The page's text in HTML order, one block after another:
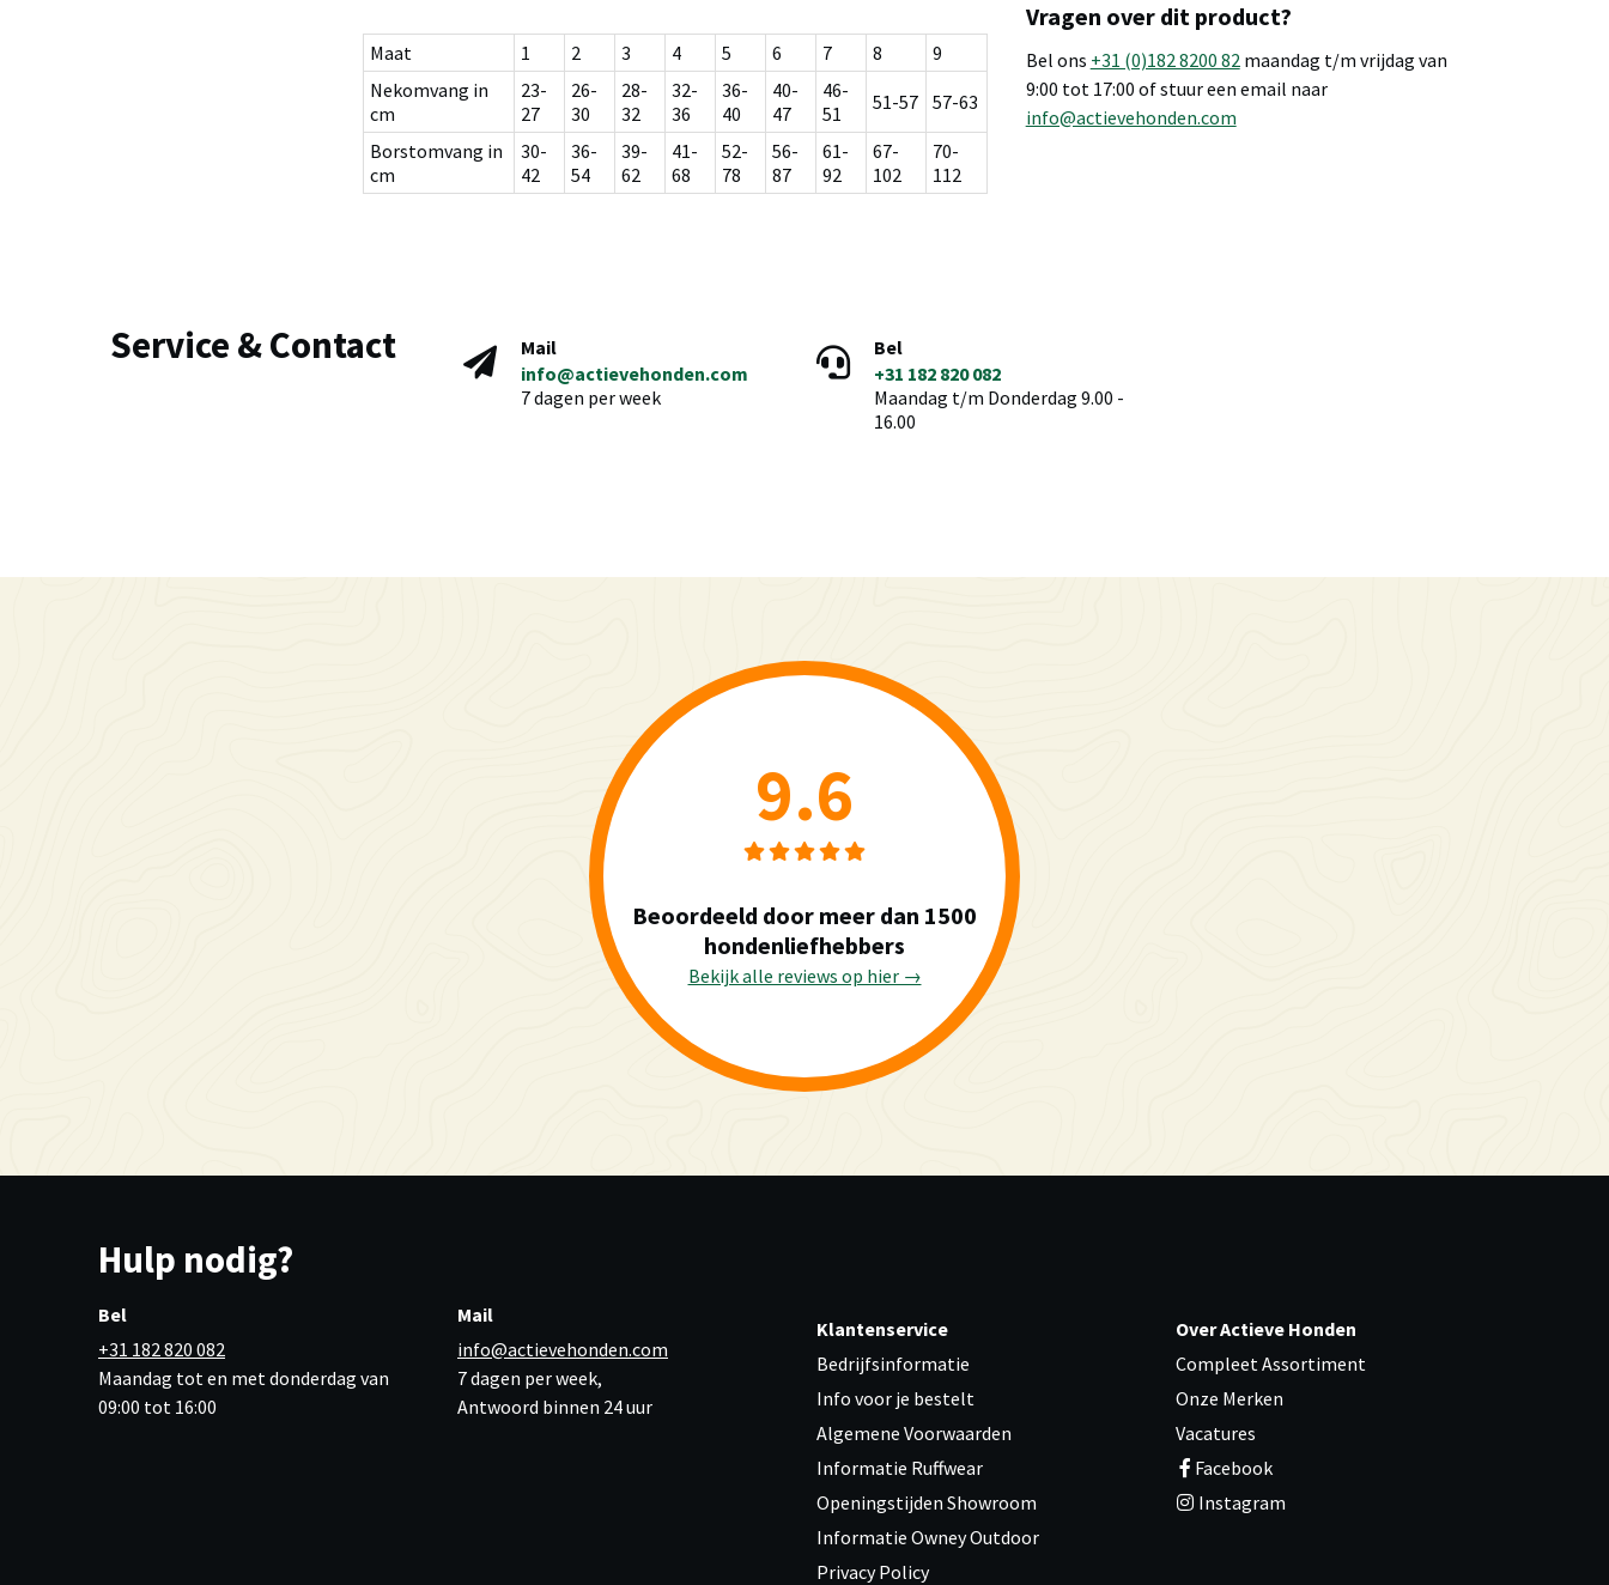
Maat 1 2 3 4 5 6 7 8
9
Nekomvang in
cm
23-
27
26-
30
28-
32
32-
36
36-
40
40-
47
46-
51
51-57 57-63
Borstomvang in
cm
30-
42
36-
54
39-
62
41-
68
52-
78
56-
87
61-
92
67-
102
70-
112
Vragen over dit product?
Bel ons +31 (0)182 8200 82maandag t/m vrijdag van
9:00 tot 17:00 of stuur een email naar
info@actievehonden.com
Service & Contact
Mail
info@actievehonden.com
7 dagen per week
Bel
+31 182 820 082
Maandag t/m Donderdag 9.00 -
16.00
9.6
Beoordeeld door meer dan 1500
hondenliefhebbers
Bekijk alle reviews op hier →
Hulp nodig?
Bel
+31 182 820 082
Maandag tot en met donderdag van
09:00 tot 16:00
Mail
info@actievehonden.com
7 dagen per week,
Antwoord binnen 24 uur
Klantenservice
Bedrijfsinformatie
Info voor je bestelt
Algemene Voorwaarden
Informatie Ruffwear
Openingstijden Showroom
Informatie Owney Outdoor
Privacy Policy
Over Actieve Honden
Compleet Assortiment
Onze Merken
Vacatures
Facebook
Instagram